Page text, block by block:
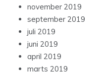
november 2019
september 2019
juli 2019
juni 2019
april 2019
marts 2019